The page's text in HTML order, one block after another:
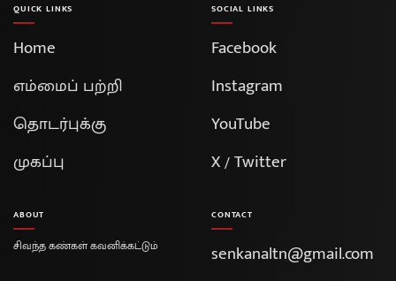
QUICK LINKS
Home
எம்மைப் பற்றி
தொடர்புக்கு
முகப்பு
SOCIAL LINKS
Facebook
Instagram
YouTube
X / Twitter
ABOUT
சிவந்த கண்கள் கவனிக்கட்டும்
CONTACT
senkanaltn@gmail.com